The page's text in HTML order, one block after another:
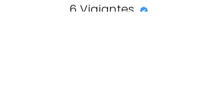
6 Viajantes